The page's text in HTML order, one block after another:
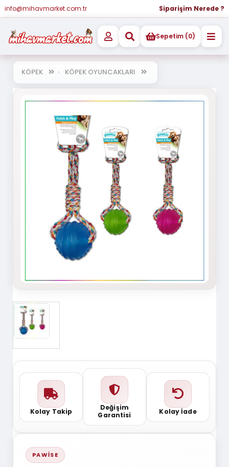
info@mihavmarket.com.tr Siparişim Nerede ?
Sepetim (0)
KÖPEK KÖPEK OYUNCAKLARI
Kolay Takip
Değişim
Garantisi
Kolay İade
PAWISE